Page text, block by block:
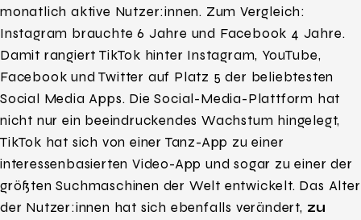
monatlich aktive Nutzer:innen. Zum Vergleich:
Instagram brauchte 6 Jahre und Facebook 4 Jahre.
Damit rangiert TikTok hinter Instagram, YouTube,
Facebook und Twitter auf Platz 5 der beliebtesten
Social Media Apps. Die Social-Media-Plattform hat
nicht nur ein beeindruckendes Wachstum hingelegt,
TikTok hat sich von einer Tanz-App zu einer
interessenbasierten Video-App und sogar zu einer der
größten Suchmaschinen der Welt entwickelt. Das Alter
der Nutzer:innen hat sich ebenfalls verändert, zu